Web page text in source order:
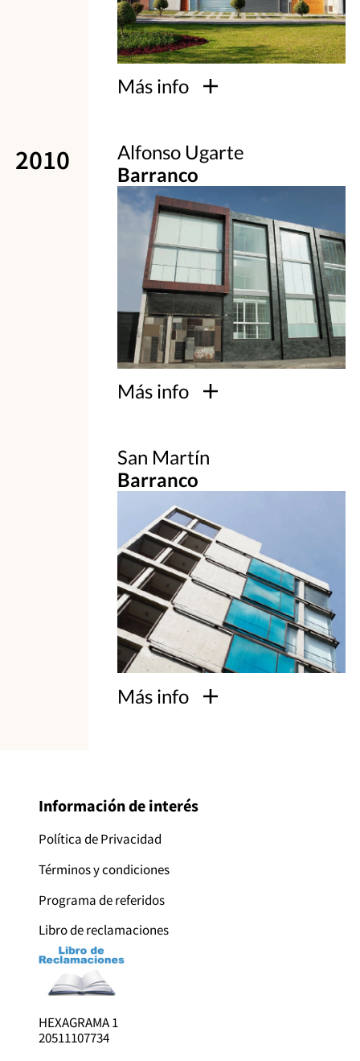
Más info
2010
Alfonso Ugarte
Barranco
Más info
San Martín
Barranco
Más info
Información de interés
Política de Privacidad
Términos y condiciones
Programa de referidos
Libro de reclamaciones
HEXAGRAMA 1
20511107734